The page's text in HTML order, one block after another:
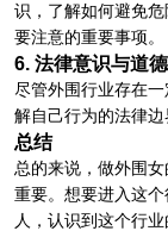
识，了解如何避免
要注意的重要事项。
6. 法律意识与道
尽管外围行业存在
解自己行为的法律
总结
总的来说，做外围
重要。想要进入这
人，认识到这个行